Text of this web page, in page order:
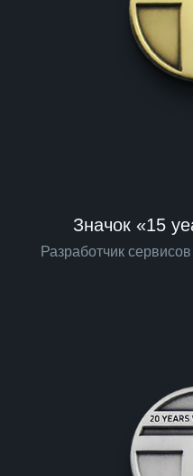
Значок «15
Разработчик